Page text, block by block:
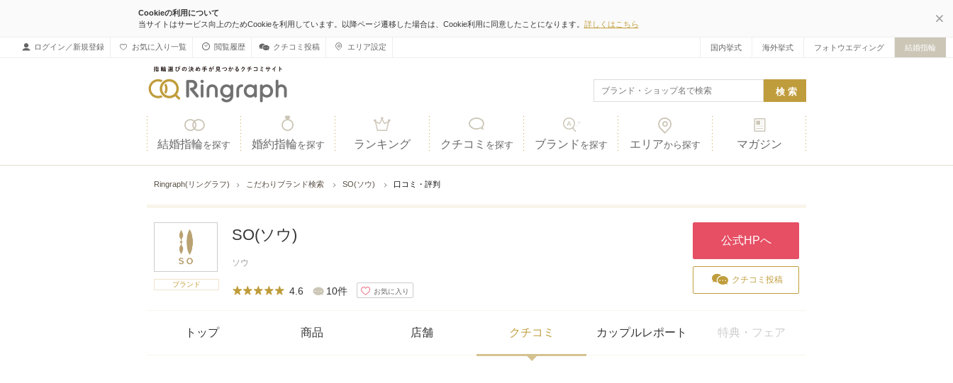
Cookieの利用について
当サイトはサービス向上のためCookieを利用しています。以降ページ遷移した場合は、Cookie利用に同意したことになります。 詳しくはこちら
ログイン／新規登録 お気に入り一覧 閲覧履歴 クチコミ投稿 エリア設定 国内挙式 海外挙式 フォトウエディング 結婚指輪
結婚指輪を探す 婚約指輪を探す ランキング クチコミ を探す ブランド を探す エリアから探す マガジン
Ringraph(リングラフ) こだわりブランド検索 SO(ソウ) 口コミ・評判
ブランド
SO(ソウ)
ソウ
4.6 10件 お気に入り
公式HPへ
クチコミ投稿
トップ 商品 店舗 クチコミ カップルレポート 特典・フェア